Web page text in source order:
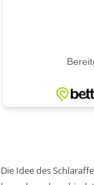
Die Idee des